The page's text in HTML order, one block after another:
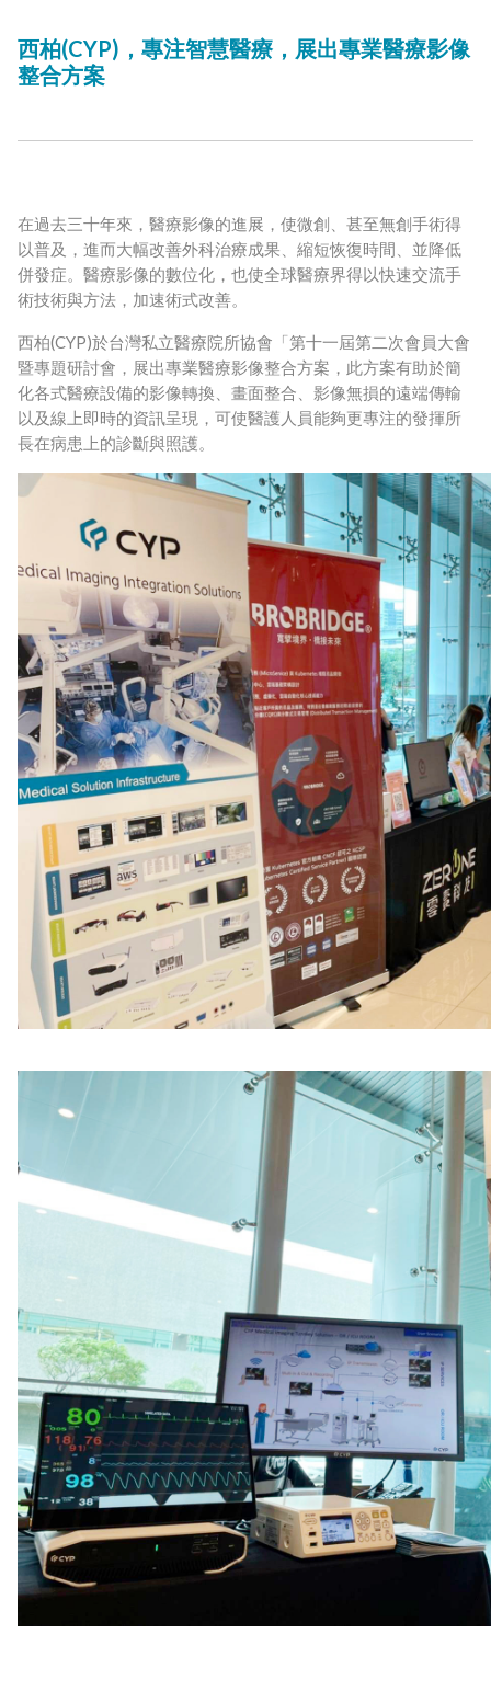
西柏(CYP)，專注智慧醫療，展出專業醫療影像
整合方案
在過去三十年來，醫療影像的進展，使微創、甚至無創手術得
以普及，進而大幅改善外科治療成果、縮短恢復時間、並降低
併發症。醫療影像的數位化，也使全球醫療界得以快速交流手
術技術與方法，加速術式改善。
西柏(CYP)於台灣私立醫療院所協會「第十一屆第二次會員大會
暨專題研討會，展出專業醫療影像整合方案，此方案有助於簡
化各式醫療設備的影像轉換、畫面整合、影像無損的遠端傳輸
以及線上即時的資訊呈現，可使醫護人員能夠更專注的發揮所
長在病患上的診斷與照護。